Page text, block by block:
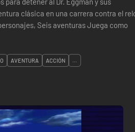
clásica en una carrera contra el
Seis aventuras Juega como
AVENTURA ACCIÓN ...